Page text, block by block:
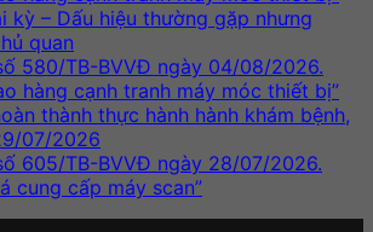
kỳ – Dấu hiệu thường gặp nhưng
quan
580/TB-BVVĐ ngày 04/08/2026.
hàng cạnh tranh máy móc thiết bị”
thành thực hành hành khám bệnh,
07/2026
605/TB-BVVĐ ngày 28/07/2026.
cung cấp máy scan”